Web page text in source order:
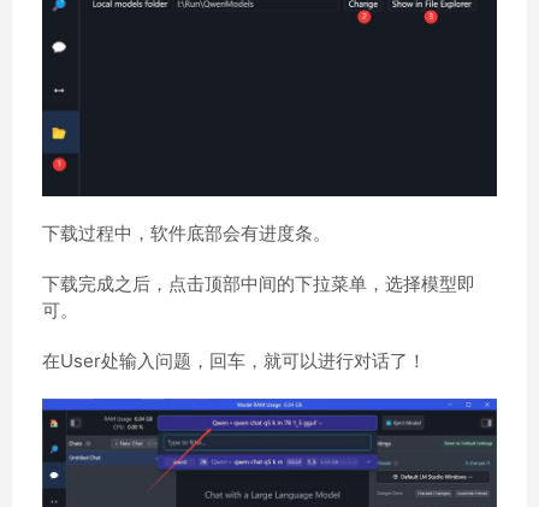
下载过程中，软件底部会有进度条。
下载完成之后，点击顶部中间的下拉菜单，选择模型即
可。
在User处输入问题，回车，就可以进行对话了！